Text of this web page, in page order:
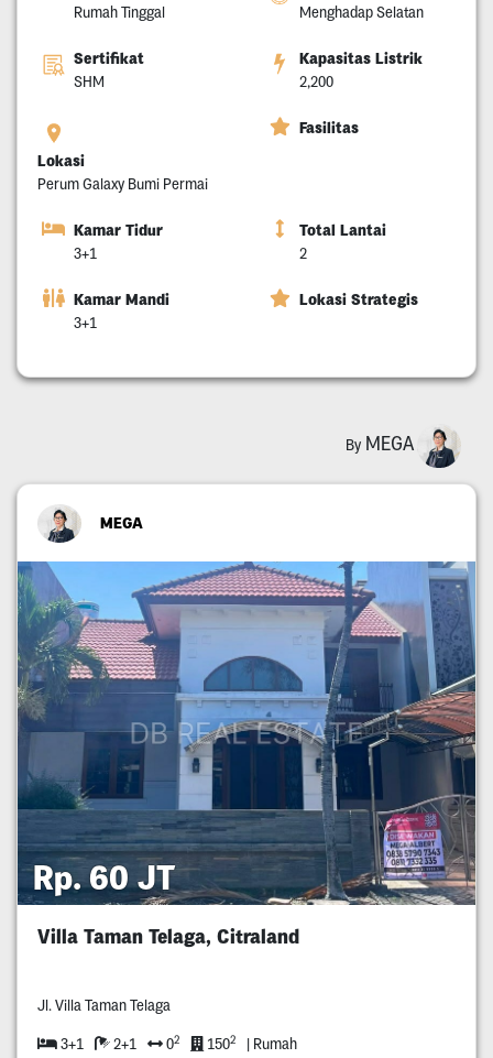
Rumah Tinggal Menghadap Selatan
Sertifikat
SHM
Kapasitas Listrik
2,200
Lokasi
Perum Galaxy Bumi Permai
Fasilitas
Kamar Tidur
3+1
Total Lantai
2
Kamar Mandi
3+1
Lokasi Strategis
By MEGA
MEGA
Rp. 60 JT
Villa Taman Telaga, Citraland
Jl. Villa Taman Telaga
3+1 2+1 02 1502 | Rumah